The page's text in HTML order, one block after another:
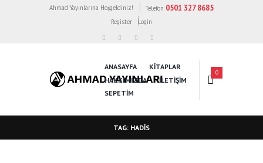
Ahmad Yayınlarına Hoşgeldiniz! Telefon 0501 327 8685
Register Login
ANASAYFA
KİTAPLAR
HAKKIMIZDA
İLETİŞİM
SEPETIM
0
TAG: HADIS